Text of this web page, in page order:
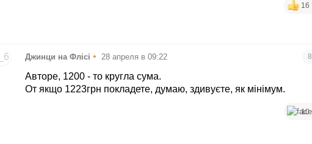
Діти минулого року ще не дружили, це вперше будуть один у
16
Джинци на Флісі • 28 апреля в 09:22 8
Авторе, 1200 - то кругла сума.
От якщо 1223грн покладете, думаю, здивуєте, як мінімум.
10